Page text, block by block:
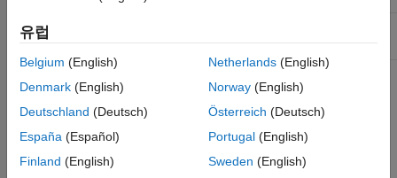
Include:
Member Functions
toUTF16
toAscii
유럽
Belgium (English)
Denmark (English)
Deutschland (Deutsch)
España (Español)
Finland (English)
Netherlands(English)
Norway(English)
Österreich (Deutsch)
Portugal(English)
Sweden (English)